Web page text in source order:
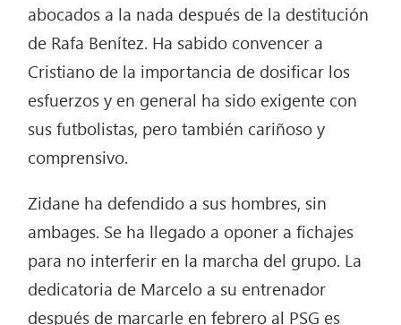
abocados a la nada después de la destitución
de Rafa Benítez. Ha sabido convencer a
Cristiano de la importancia de dosificar los
esfuerzos y en general ha sido exigente con
sus futbolistas, pero también cariñoso y
comprensivo.
Zidane ha defendido a sus hombres, sin
ambages. Se ha llegado a oponer a fichajes
para no interferir en la marcha del grupo. La
dedicatoria de Marcelo a su entrenador
después de marcarle en febrero al PSG es